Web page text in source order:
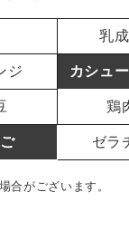
乳
ジ カシュ
鶏
ゼラ
合がございます。